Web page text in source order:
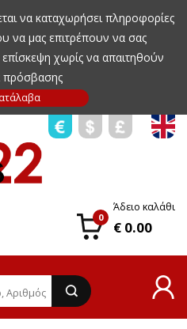
να καταχωρήσει πληροφορίες
να μας επιτρέπουν να σας
χωρίς να απαιτηθούν
πρόσβασης
0
Άδειο καλάθι
€ 0.00